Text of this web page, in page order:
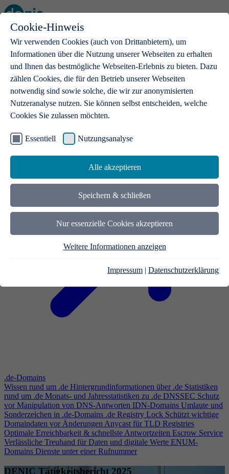
Cookie-Hinweis
Wir verwenden Cookies (auch von Drittanbietern), um
Informationen über die Nutzung unserer Webseiten zu erhalten
und Ihnen das bestmögliche Webseiten-Erlebnis zu bieten. Dazu
zählen Cookies, die für den Betrieb unserer Webseiten
notwendig sind sowie solche, die wir zur anonymisierten
Nutzeranalyse nutzen. Sie können selbst entscheiden, welche
Cookies Sie zulassen möchten.
Essentiell Nutzungsanalyse
Alle akzeptieren
Speichern & schließen
Nur essenzielle Cookies akzeptieren
Weitere Informationen anzeigen
Impressum | Datenschutzerklärung
Open main menu
.de-Domains
Mit einer .de-Domain erhalten Ideen eine Bühne
.de-Domains
Wissen rund um .de Hintergrundinformationen über .de Statistiken
rund um .de Monats- und Jahresstatistiken zu .de DNSSEC Schutz
vor Manipulation von DNS-Antworten IDN-Domains Umlaute und
Sonderzeichen in .de-Domains .de Registry Lock Schützt wichtige
Domaindaten vor ÄnderungenAnycast für TLD Registries
Optimale Erreichbarkeit & schnellste Antwortzeiten Escrow Service
Verlässliche Treuhand für Daten und digitale Werte ENUM-
Domains Dienste unter einer Rufnummer
DENIC Tätigkeitsbericht 2025